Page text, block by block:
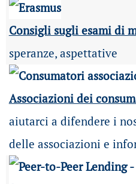
Consigli sugli esami di
speranze, aspettative
Associazioni dei
aiutarci a difendere i
delle associazioni e